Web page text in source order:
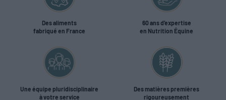
Des aliments
fabriqué en France
60 ans d’expertise
en Nutrition Équine
Une équipe pluridisciplinaire
à votre service
Des matières premières
rigoureusement